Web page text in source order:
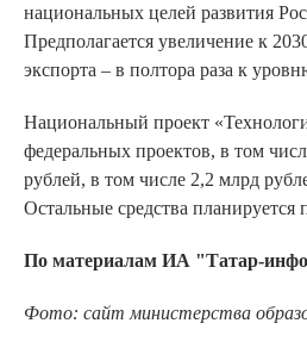
национальных целей развития
Предполагается увеличение к
экспорта – в полтора раза к
Национальный проект
федеральных проектов, в том
рублей, в том числе 2,2 млрд
Остальные средства
По материалам ИА "Татар-
Фото: сайт министерства